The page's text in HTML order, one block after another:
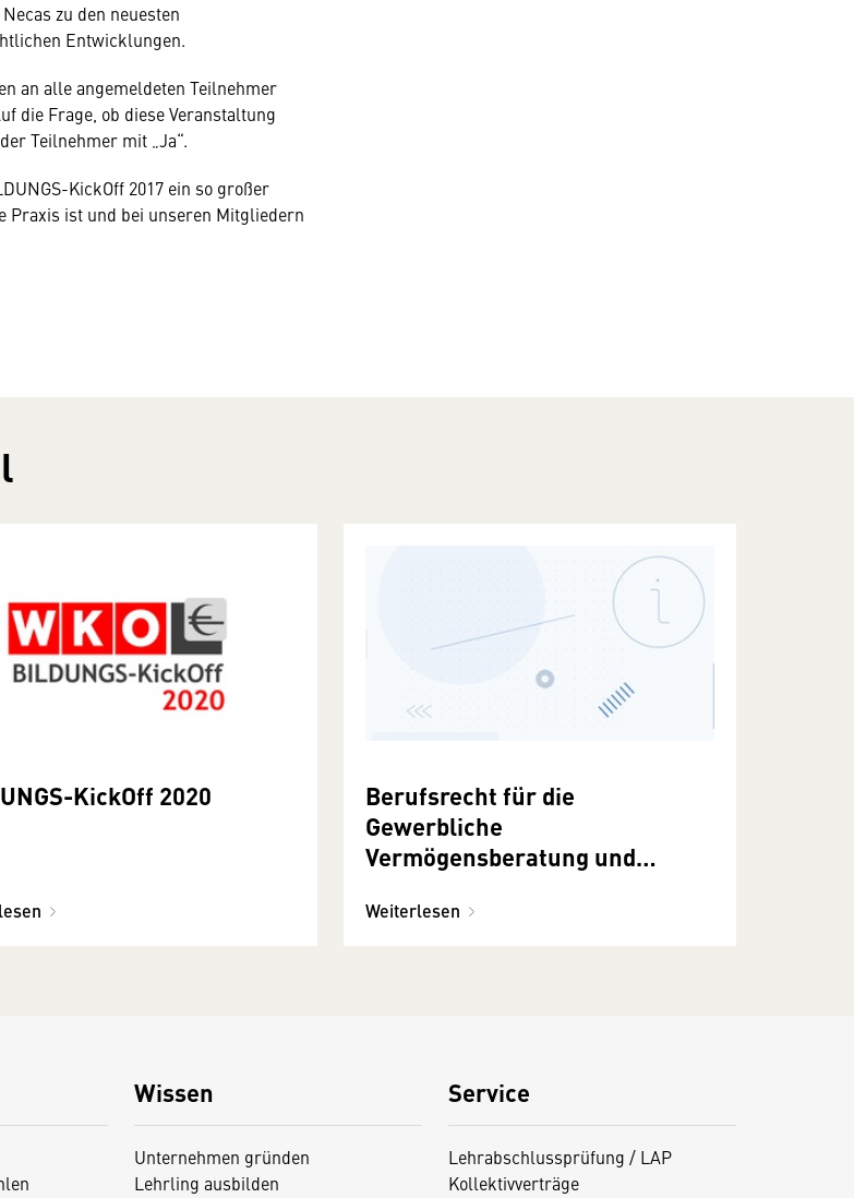
zu den neuesten
Entwicklungen.
an alle angemeldeten Teilnehmer
die Frage, ob diese Veranstaltung
Teilnehmer mit „Ja“.
KickOff 2017 ein so großer
Praxis ist und bei unseren Mitgliedern
KickOff 2020
Berufsrecht für die
Gewerbliche
Vermögensberatung und
Weiterlesen
Wissen
Unternehmen gründen
Lehrling ausbilden
Service
Lehrabschlussprüfung / LAP
Kollektivverträge